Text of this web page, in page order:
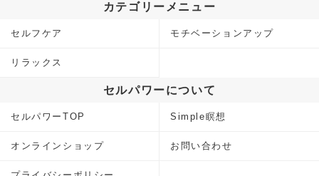
カテゴリーメニュー
セルフケア モチベーションアップ
リラックス
セルパワーについて
セルパワーTOP Simple瞑想
オンラインショップ お問い合わせ